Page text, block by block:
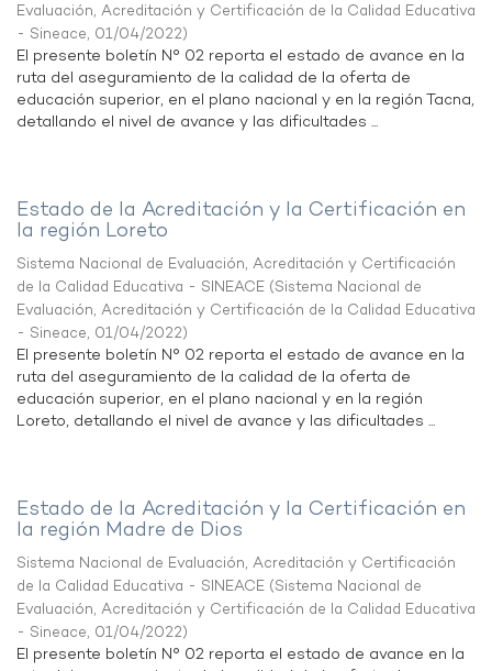
Evaluación, Acreditación y Certificación de la Calidad Educativa
- Sineace, 01/04/2022)
El presente boletín N° 02 reporta el estado de avance en la
ruta del aseguramiento de la calidad de la oferta de
educación superior, en el plano nacional y en la región Tacna,
detallando el nivel de avance y las dificultades ...
Estado de la Acreditación y la Certificación en
la región Loreto
Sistema Nacional de Evaluación, Acreditación y Certificación
de la Calidad Educativa - SINEACE (Sistema Nacional de
Evaluación, Acreditación y Certificación de la Calidad Educativa
- Sineace, 01/04/2022)
El presente boletín N° 02 reporta el estado de avance en la
ruta del aseguramiento de la calidad de la oferta de
educación superior, en el plano nacional y en la región
Loreto, detallando el nivel de avance y las dificultades ...
Estado de la Acreditación y la Certificación en
la región Madre de Dios
Sistema Nacional de Evaluación, Acreditación y Certificación
de la Calidad Educativa - SINEACE (Sistema Nacional de
Evaluación, Acreditación y Certificación de la Calidad Educativa
- Sineace, 01/04/2022)
El presente boletín N° 02 reporta el estado de avance en la